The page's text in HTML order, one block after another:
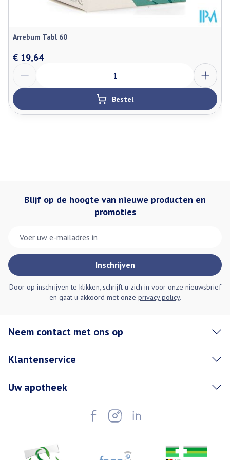
Arrebum Tabl 60
€ 19,64
Bestel
Blijf op de hoogte van nieuwe producten en
promoties
Inschrijven
Door op inschrijven te klikken, schrijft u zich in voor onze nieuwsbrief
en gaat u akkoord met onze privacy policy.
Neem contact met ons op
Klantenservice
Uw apotheek